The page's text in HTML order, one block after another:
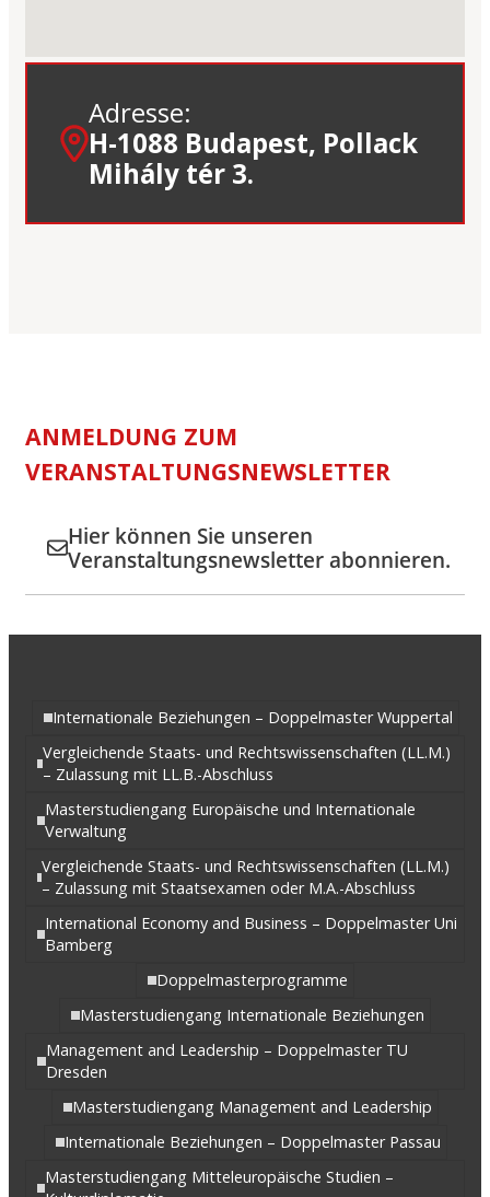
Adresse:
H-1088 Budapest, Pollack
Mihály tér 3.
ANMELDUNG ZUM
VERANSTALTUNGSNEWSLETTER
Hier können Sie unseren
Veranstaltungsnewsletter abonnieren.
Internationale Beziehungen – Doppelmaster Wuppertal
Vergleichende Staats- und Rechtswissenschaften (LL.M.)
– Zulassung mit LL.B.-Abschluss
Masterstudiengang Europäische und Internationale
Verwaltung
Vergleichende Staats- und Rechtswissenschaften (LL.M.)
– Zulassung mit Staatsexamen oder M.A.-Abschluss
International Economy and Business – Doppelmaster Uni
Bamberg
Doppelmasterprogramme
Masterstudiengang Internationale Beziehungen
Management and Leadership – Doppelmaster TU
Dresden
Masterstudiengang Management and Leadership
Internationale Beziehungen – Doppelmaster Passau
Masterstudiengang Mitteleuropäische Studien –